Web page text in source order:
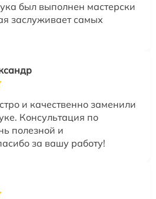
был выполнен мастерски
заслуживает самых
и качественно заменили
Консультация по
полезной и
за вашу работу!